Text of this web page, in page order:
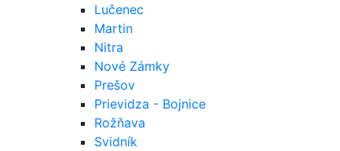
Lučenec
Martin
Nitra
Nové Zámky
Prešov
Prievidza - Bojnice
Rožňava
Svidník